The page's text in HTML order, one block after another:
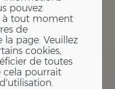
pouvez
à tout moment
de
page. Veuillez
cookies,
de toutes
cela pourrait